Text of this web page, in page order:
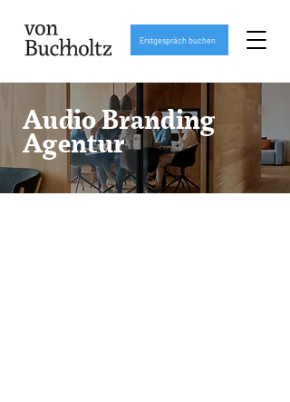
Erstgespräch buchen
Audio Branding
Agentur